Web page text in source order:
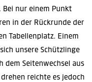
Bei nur einem Punkt
in der Rückrunde der
Tabellenplatz. Einem
unsere Schützlinge
dem Seitenwechsel aus
reichte es jedoch